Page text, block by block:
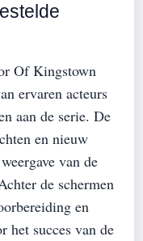
Of Kingstown
ervaren acteurs
aan de serie. De
en nieuw
van de
de schermen
en
het succes van de